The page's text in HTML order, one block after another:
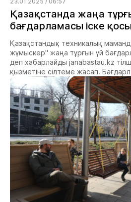
Қазақстанда жаңа
бағдарламасы іске
Қазақстандық техникалық
жұмыскер" жаңа тұрғын үй
деп хабарлайды janabastau.kz
қызметіне сілтеме жасап.